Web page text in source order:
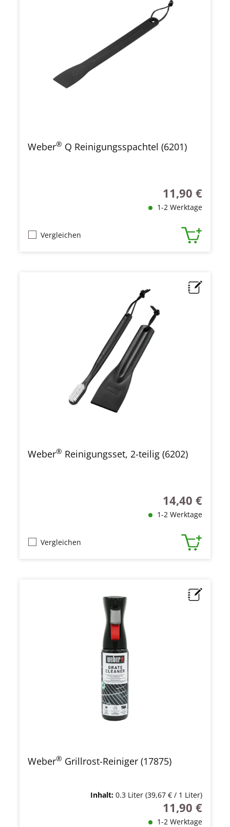
Weber® Q Reinigungsspachtel (6201)
Regulärer Preis:
11,90 €
1-2 Werktage
Vergleichen
Weber® Reinigungsset, 2-teilig (6202)
Regulärer Preis:
14,40 €
1-2 Werktage
Vergleichen
Weber® Grillrost-Reiniger (17875)
Inhalt: 0.3 Liter (39,67 € / 1 Liter)
Regulärer Preis:
11,90 €
1-2 Werktage